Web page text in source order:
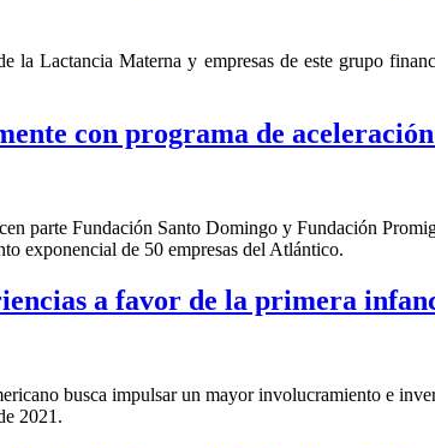
la Lactancia Materna y empresas de este grupo
con programa de
parte Fundación Santo Domingo y Fundación
exponencial de 50 empresas del Atlántico.
a favor de la primera
busca impulsar un mayor involucramiento e
2021.